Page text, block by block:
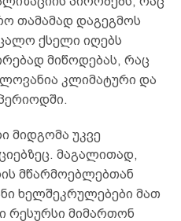
თამამად დაგეგმოს
ქსელი იღებს
მიწოდებას, რაც
კლიმატური და
მიდგომა უკვე
მაგალითად,
მწარმოებლებთან
ხელშეკრულებები მათ
რესურსი მიმართონ